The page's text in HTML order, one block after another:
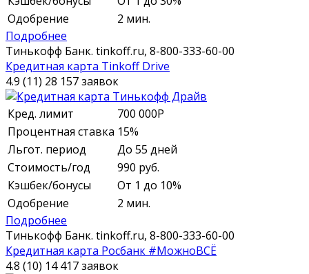
Одобрение
2 мин.
Подробнее
Тинькофф Банк. tinkoff.ru, 8-800-333-60-00
Кредитная карта Tinkoff Drive
4.9 (11) 28 157 заявок
Кред. лимит 700 000Р
Процентная ставка 15%
Льгот. период
До 55 дней
Стоимость/год
990 руб.
Кэшбек/бонусы
От 1 до 10%
Одобрение
2 мин.
Подробнее
Тинькофф Банк. tinkoff.ru, 8-800-333-60-00
Кредитная карта Росбанк #МожноВСЁ
4.8 (10) 14 417 заявок